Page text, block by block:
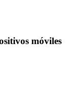
móviles